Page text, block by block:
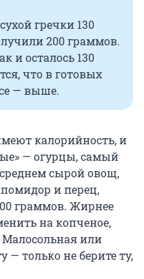
гречки 130
200 граммов.
и осталось 130
что в готовых
— выше.
калорийность, и
— огурцы, самый
сырой овощ,
и перец,
граммов. Жирнее
на копченое,
или
— только не берите ту,